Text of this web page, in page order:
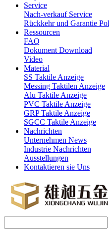
Service
Nach-verkauf Service
Rückkehr und Garantie
Ressourcen
FAQ
Dokument Download
Video
Material
SS Taktile Anzeige
Messing Taktilen Anzeige
Alu Taktile Anzeige
PVC Taktile Anzeige
GRP Taktile Anzeige
SGCC Taktile Anzeige
Nachrichten
Unternehmen News
Industrie Nachrichten
Ausstellungen
Kontaktieren sie Uns